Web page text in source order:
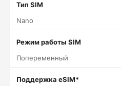
Тип SIM
Nano
Режим работы SIM
Попеременный
Поддержка eSIM*